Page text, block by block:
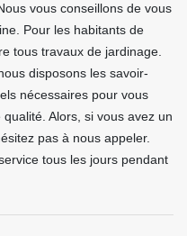
vous conseillons de vous
Pour les habitants de
tous travaux de jardinage.
disposons les savoir-
nécessaires pour vous
Alors, si vous avez un
pas à nous appeler.
tous les jours pendant